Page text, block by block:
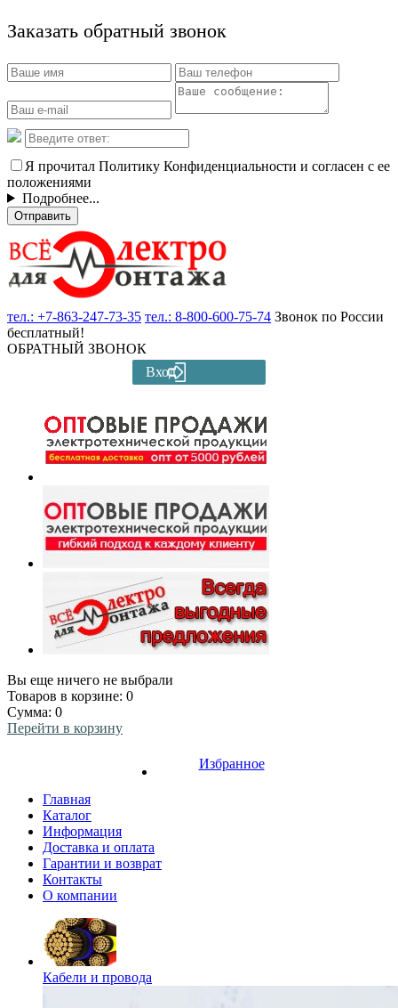
Заказать обратный звонок
Я прочитал Политику Конфиденциальности и согласен с ее
положениями
Подробнее...
Отправить
тел.: +7-863-247-73-35 тел.: 8-800-600-75-74 Звонок по России
бесплатный!
ОБРАТНЫЙ ЗВОНОК
Вход
Вы еще ничего не выбрали
Товаров в корзине: 0
Сумма: 0
Перейти в корзину
Избранное
Главная
Каталог
Информация
Доставка и оплата
Гарантии и возврат
Контакты
О компании
Кабели и провода